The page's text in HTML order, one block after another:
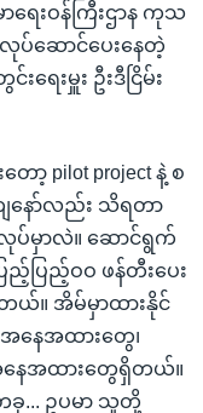
ရေးဝန်ကြီးဌာန ကုသ
ပ်ဆောင်ပေးနေတဲ့
ေးမှူး ဦးဒီငြိမ်း
pilot project နဲ့ စ
နော်လည်း သိရတာ
ပ်မှာလဲ။ ဆောင်ရွက်
ပြည့်ဝဝ ဖန်တီးပေး
ယ်။ အိမ်မှာထားနိုင်
နေအထားတွေ၊
ေအထားတွေရှိတယ်။
... ဥပမာ သူတို့